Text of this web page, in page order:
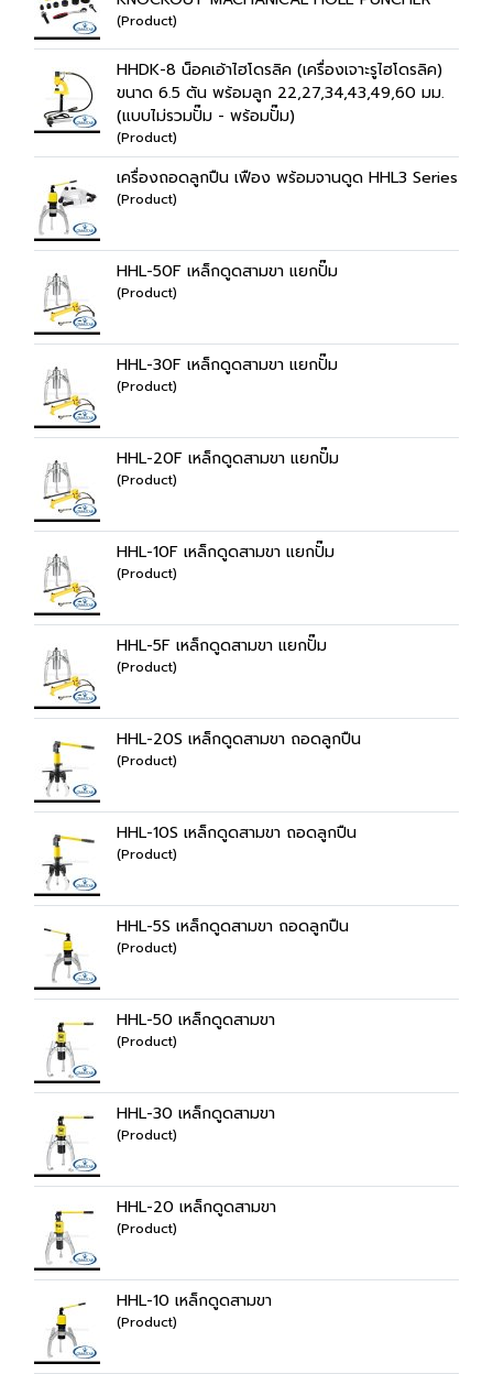
(Product)
HHDK-8 น็อคเอ้าไฮโดรลิค (เครื่องเจาะรูไฮโดรลิค)
ขนาด 6.5 ตัน พร้อมลูก 22,27,34,43,49,60 มม.
(แบบไม่รวมปั๊ม - พร้อมปั๊ม)
(Product)
เครื่องถอดลูกปืน เฟือง พร้อมจานดูด HHL3 Series
(Product)
HHL-50F เหล็กดูดสามขา แยกปั๊ม
(Product)
HHL-30F เหล็กดูดสามขา แยกปั๊ม
(Product)
HHL-20F เหล็กดูดสามขา แยกปั๊ม
(Product)
HHL-10F เหล็กดูดสามขา แยกปั๊ม
(Product)
HHL-5F เหล็กดูดสามขา แยกปั๊ม
(Product)
HHL-20S เหล็กดูดสามขา ถอดลูกปืน
(Product)
HHL-10S เหล็กดูดสามขา ถอดลูกปืน
(Product)
HHL-5S เหล็กดูดสามขา ถอดลูกปืน
(Product)
HHL-50 เหล็กดูดสามขา
(Product)
HHL-30 เหล็กดูดสามขา
(Product)
HHL-20 เหล็กดูดสามขา
(Product)
HHL-10 เหล็กดูดสามขา
(Product)